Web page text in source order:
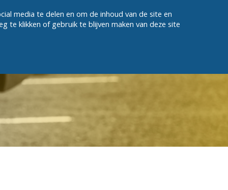
EINLOGGEN / REGISTRIEREN
media te delen en om de inhoud van de site en
klikken of gebruik te blijven maken van deze site